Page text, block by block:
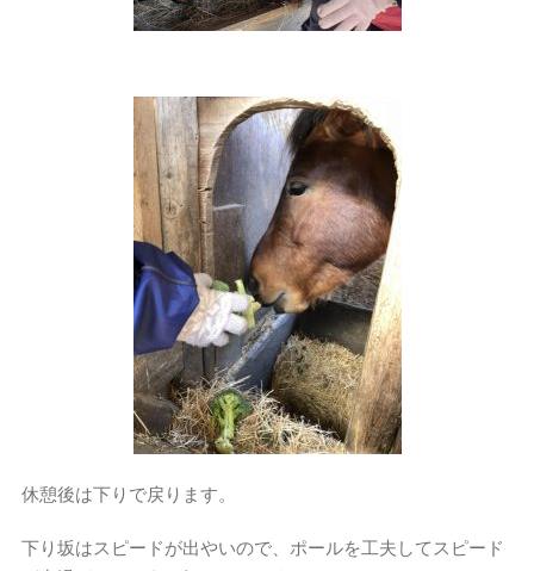
休憩後は下りで戻ります。
下り坂はスピードが出やいので、ポールを工夫してスピード